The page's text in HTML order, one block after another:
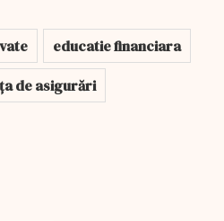
educatie financiara
de asigurări